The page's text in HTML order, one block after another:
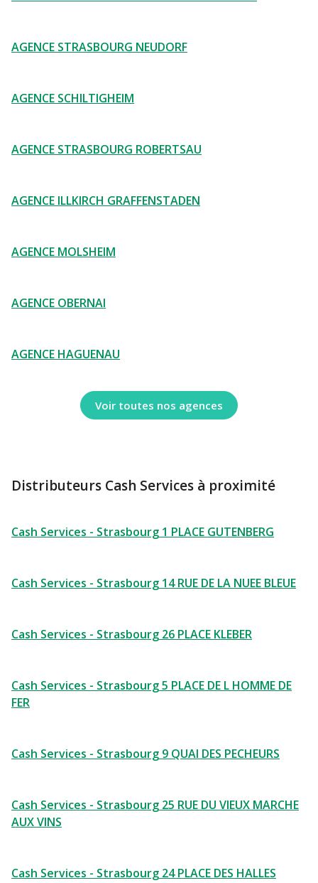
AGENCE STRASBOURG NEUDORF
AGENCE SCHILTIGHEIM
AGENCE STRASBOURG ROBERTSAU
AGENCE ILLKIRCH GRAFFENSTADEN
AGENCE MOLSHEIM
AGENCE OBERNAI
AGENCE HAGUENAU
Voir toutes nos agences
Distributeurs Cash Services à proximité
Cash Services - Strasbourg 1 PLACE GUTENBERG
Cash Services - Strasbourg 14 RUE DE LA NUEE BLEUE
Cash Services - Strasbourg 26 PLACE KLEBER
Cash Services - Strasbourg 5 PLACE DE L HOMME DE
FER
Cash Services - Strasbourg 9 QUAI DES PECHEURS
Cash Services - Strasbourg 25 RUE DU VIEUX MARCHE
AUX VINS
Cash Services - Strasbourg 24 PLACE DES HALLES